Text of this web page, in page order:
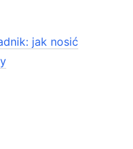
jak nosić